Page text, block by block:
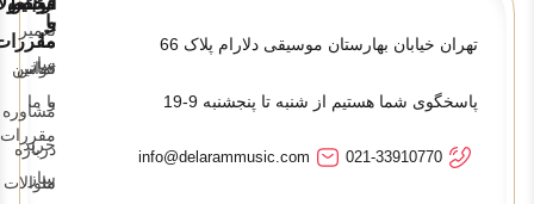
تهران خیابان بهارستان موسیقی دلارام پلاک 66
پاسخگوی شما هستیم از شنبه تا پنجشنبه 9-19
021-33910770
info@delarammusic.com
تعمیر
ساز
مشاوره
خرید
ساز
و
قوانین
و
مقررات
سوالات
با
ما
تماس
با ما
درباره
ما